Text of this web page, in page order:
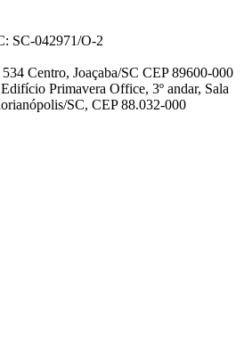
SC-042971/O-2
Centro, Joaçaba/SC CEP 89600-000
Primavera Office, 3º andar, Sala
SC, CEP 88.032-000